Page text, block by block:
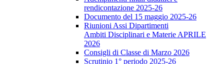
rendicontazione 2025-26
Documento del 15 maggio 2025-26
Riunioni Assi Dipartimenti
Ambiti Disciplinari e Materie APRILE
2026
Consigli di Classe di Marzo 2026
Scrutinio 1° periodo 2025-26